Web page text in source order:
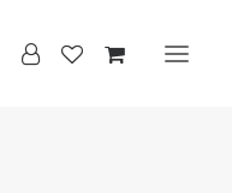
Sunny L, Pilkas